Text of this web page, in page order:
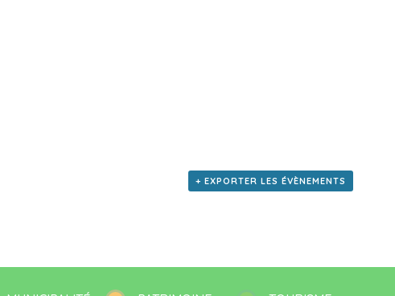
+ EXPORTER LES ÉVÈNEMENTS